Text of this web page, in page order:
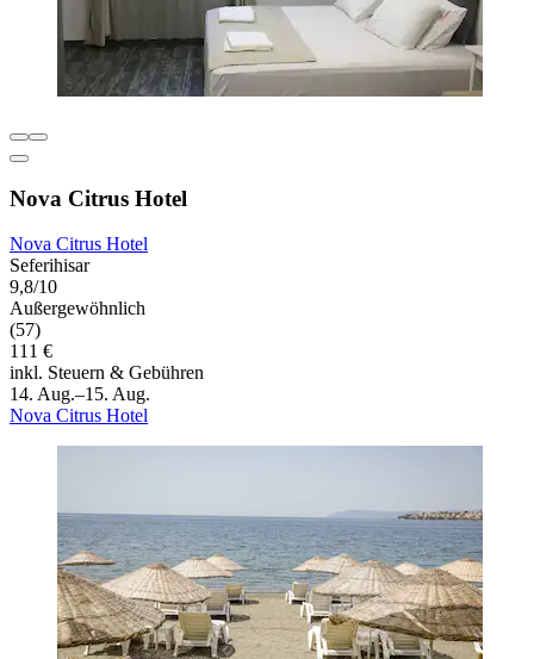
Nova Citrus Hotel
Nova Citrus Hotel
Seferihisar
9,8/10
Außergewöhnlich
(57)
111 €
inkl. Steuern & Gebühren
14. Aug.–15. Aug.
Nova Citrus Hotel